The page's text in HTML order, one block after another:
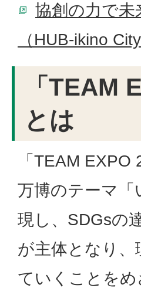
協創の力で
（HUB-ikino
「TEAM
とは
「TEAM
万博のテーマ「
現し、SDGsの
が主体となり
ていくことをめ